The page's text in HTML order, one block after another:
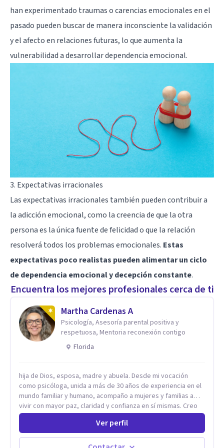
han experimentado traumas o carencias emocionales en el
pasado pueden buscar de manera inconsciente la validación
y el afecto en relaciones futuras, lo que aumenta la
vulnerabilidad a desarrollar dependencia emocional.
3. Expectativas irracionales
Las expectativas irracionales también pueden contribuir a
la adicción emocional, como la creencia de que la otra
persona es la única fuente de felicidad o que la relación
resolverá todos los problemas emocionales. Estas
expectativas poco realistas pueden alimentar un ciclo
de dependencia emocional y decepción constante.
Encuentra los mejores profesionales cerca de ti
Martha Cardenas A
Psicología, Asesoría parental positiva y
respetuosa, Mentoria reconexión contigo
Florida
hija de Dios, esposa, madre y abuela. Desde mi vocación
como psicóloga, unida a más de 30 años de experiencia en el
mundo familiar y humano, acompaño a mujeres y familias a
vivir con mayor paz, claridad y confianza en sí mismas. Creo
profundamente que la vida está hecha de etapas, y que cada
ciclo —personal, emocional, espiritual y familiar— trae
oportunidades de crecimiento. Por eso utilizo una
Ver perfil